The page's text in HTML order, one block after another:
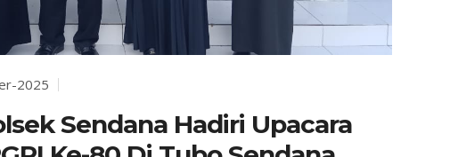
2025
Sendana Hadiri Upacara